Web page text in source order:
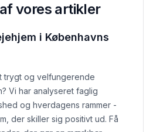
vores artikler
i Københavns
trygt og velfungerende
Vi har analyseret faglig
og hverdagens rammer -
der skiller sig positivt ud. Få